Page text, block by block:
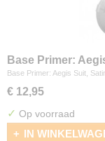
Base Primer:
Base Primer: Aegis Suit,
€ 12,95
✓ Op voorraad
IN